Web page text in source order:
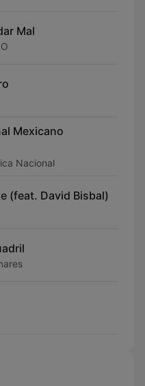
Mal
Mexicano
Nacional
(feat. David Bisbal)